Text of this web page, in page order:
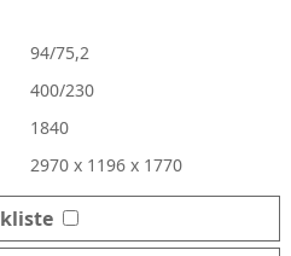
94/75,2
400/230
1840
2970 x 1196 x 1770